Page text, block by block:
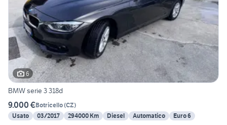
6
BMW serie 3 318d
9.000 €Botricello(CZ)
Usato
03/2017 294000 Km Diesel Automatico Euro 6